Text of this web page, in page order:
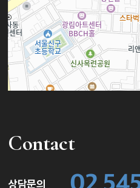
Contact
상담문의